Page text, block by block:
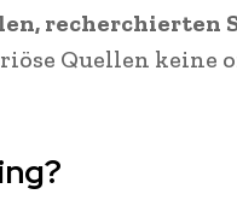
recherchierten
Quellen keine